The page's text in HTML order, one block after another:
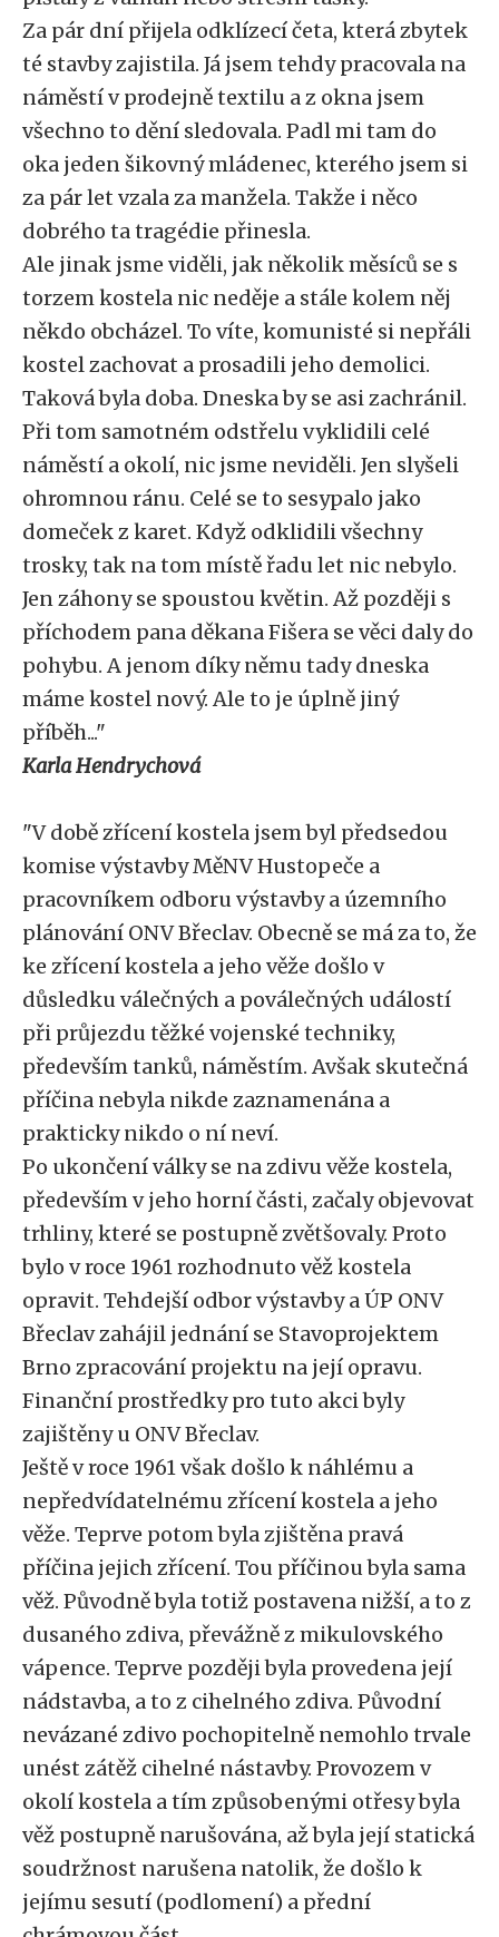
Za pár dní přijela odklízecí četa, která zbytek
té stavby zajistila. Já jsem tehdy pracovala na
náměstí v prodejně textilu a z okna jsem
všechno to dění sledovala. Padl mi tam do
oka jeden šikovný mládenec, kterého jsem si
za pár let vzala za manžela. Takže i něco
dobrého ta tragédie přinesla.
Ale jinak jsme viděli, jak několik měsíců se s
torzem kostela nic neděje a stále kolem něj
někdo obcházel. To víte, komunisté si nepřáli
kostel zachovat a prosadili jeho demolici.
Taková byla doba. Dneska by se asi zachránil.
Při tom samotném odstřelu vyklidili celé
náměstí a okolí, nic jsme neviděli. Jen slyšeli
ohromnou ránu. Celé se to sesypalo jako
domeček z karet. Když odklidili všechny
trosky, tak na tom místě řadu let nic nebylo.
Jen záhony se spoustou květin. Až později s
příchodem pana děkana Fišera se věci daly do
pohybu. A jenom díky němu tady dneska
máme kostel nový. Ale to je úplně jiný
příběh..."
Karla Hendrychová
"V době zřícení kostela jsem byl předsedou
komise výstavby MěNV Hustopeče a
pracovníkem odboru výstavby a územního
plánování ONV Břeclav. Obecně se má za to, že
ke zřícení kostela a jeho věže došlo v
důsledku válečných a poválečných událostí
při průjezdu těžké vojenské techniky,
především tanků, náměstím. Avšak skutečná
příčina nebyla nikde zaznamenána a
prakticky nikdo o ní neví.
Po ukončení války se na zdivu věže kostela,
především v jeho horní části, začaly objevovat
trhliny, které se postupně zvětšovaly. Proto
bylo v roce 1961 rozhodnuto věž kostela
opravit. Tehdejší odbor výstavby a ÚP ONV
Břeclav zahájil jednání se Stavoprojektem
Brno zpracování projektu na její opravu.
Finanční prostředky pro tuto akci byly
zajištěny u ONV Břeclav.
Ještě v roce 1961 však došlo k náhlému a
nepředvídatelnému zřícení kostela a jeho
věže. Teprve potom byla zjištěna pravá
příčina jejich zřícení. Tou příčinou byla sama
věž. Původně byla totiž postavena nižší, a to z
dusaného zdiva, převážně z mikulovského
vápence. Teprve později byla provedena její
nádstavba, a to z cihelného zdiva. Původní
nevázané zdivo pochopitelně nemohlo trvale
unést zátěž cihelné nástavby. Provozem v
okolí kostela a tím způsobenými otřesy byla
věž postupně narušována, až byla její statická
soudržnost narušena natolik, že došlo k
jejímu sesutí (podlomení) a přední